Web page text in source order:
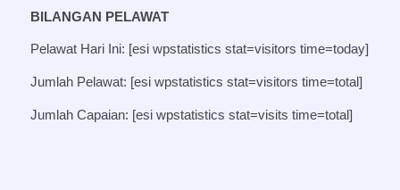
BILANGAN PELAWAT
Pelawat Hari Ini: [esi wpstatistics stat=visitors time=today]
Jumlah Pelawat: [esi wpstatistics stat=visitors time=total]
Jumlah Capaian: [esi wpstatistics stat=visits time=total]